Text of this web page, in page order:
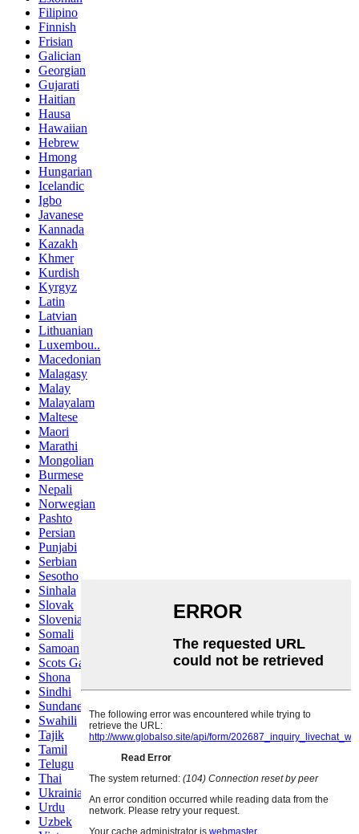
Filipino
Finnish
Frisian
Galician
Georgian
Gujarati
Haitian
Hausa
Hawaiian
Hebrew
Hmong
Hungarian
Icelandic
Igbo
Javanese
Kannada
Kazakh
Khmer
Kurdish
Kyrgyz
Latin
Latvian
Lithuanian
Luxembou..
Macedonian
Malagasy
Malay
Malayalam
Maltese
Maori
Marathi
Mongolian
Burmese
Nepali
Norwegian
Pashto
Persian
Punjabi
Serbian
Sesotho
Sinhala
Slovak
Slovenian
Somali
Samoan
Scots Gaelic
Shona
Sindhi
Sundanese
Swahili
Tajik
Tamil
Telugu
Thai
Ukrainian
Urdu
Uzbek